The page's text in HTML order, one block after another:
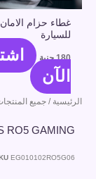
غطاء حزام الامان
للسيارة
180 جنية
الآن
الرئيسية / جميع
RO5 GAMING
EG010102RO5G06